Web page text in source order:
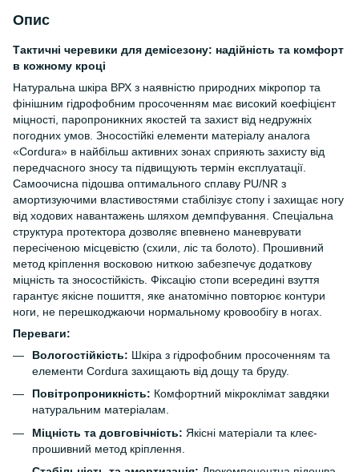
Опис
Тактичні черевики для демісезону: надійність та комфорт
в кожному кроці
Натуральна шкіра ВРХ з наявністю природних мікропор та
фінішним гідрофобним просоченням має високий коефіцієнт
міцності, паропроникних якостей та захист від недружніх
погодних умов. Зносостійкі елементи матеріалу аналога
«Cordura» в найбільш активних зонах сприяють захисту від
передчасного зносу та підвищують термін експлуатації.
Самоочисна підошва оптимального сплаву PU/NR з
амортизуючими властивостями стабілізує стопу і захищає ногу
від ходових навантажень шляхом демпфування. Спеціальна
структура протектора дозволяє впевнено маневрувати
пересіченою місцевістю (схили, ліс та болото). Прошивний
метод кріплення восковою ниткою забезпечує додаткову
міцність та зносостійкість. Фіксацію стопи всередині взуття
гарантує якісне пошиття, яке анатомічно повторює контури
ноги, не перешкоджаючи нормальному кровообігу в ногах.
Переваги:
Вологостійкість: Шкіра з гідрофобним просоченням та
елементи Cordura захищають від дощу та бруду.
Повітропроникність: Комфортний мікроклімат завдяки
натуральним матеріалам.
Міцність та довговічність: Якісні матеріали та клеє-
прошивний метод кріплення.